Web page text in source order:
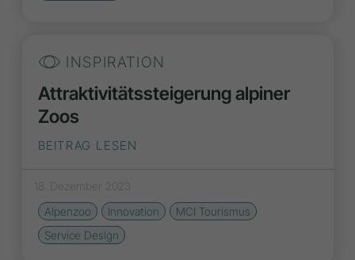
INSPIRATION
Attraktivitätssteigerung alpiner
Zoos
BEITRAG LESEN
18. Dezember 2023
Alpenzoo
Innovation
MCI Tourismus
Service Design